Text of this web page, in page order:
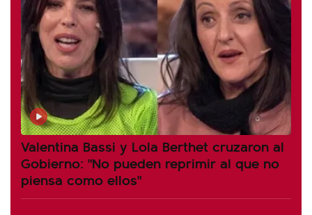
Valentina Bassi y Lola Berthet cruzaron al
Gobierno: "No pueden reprimir al que no
piensa como ellos"